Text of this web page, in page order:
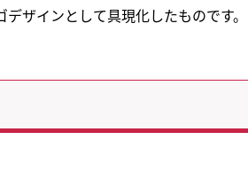
ザインとして具現化したものです。